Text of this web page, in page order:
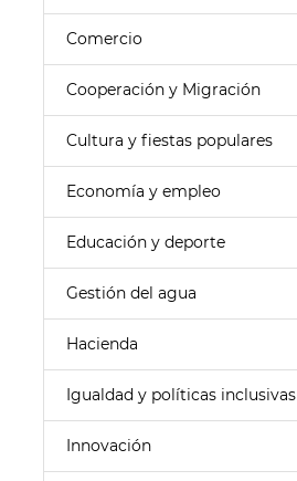
Comercio
Cooperación y Migración
Cultura y fiestas populares
Economía y empleo
Educación y deporte
Gestión del agua
Hacienda
Igualdad y políticas inclusivas
Innovación